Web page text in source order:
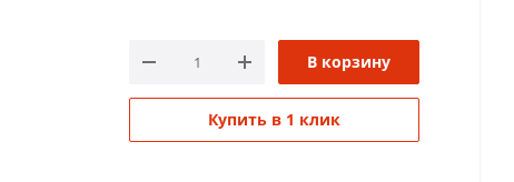
В корзину
Купить в 1 клик